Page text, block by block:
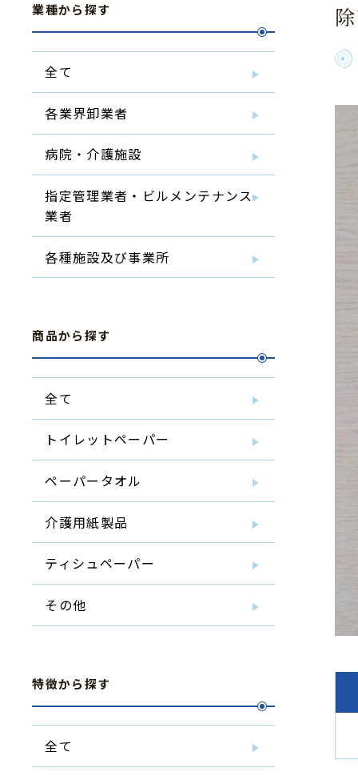
業種から探す
全て
各業界卸業者
病院・介護施設
指定管理業者・ビルメンテナンス
業者
各種施設及び事業所
商品から探す
全て
トイレットペーパー
ペーパータオル
介護用紙製品
ティシュペーパー
その他
特徴から探す
全て